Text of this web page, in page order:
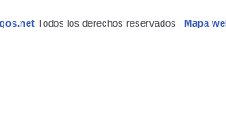
Todos los derechos reservados | Mapa